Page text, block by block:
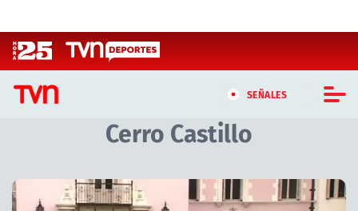
SEÑALES
CASTING MASTERCHEF CHILE
CASTING TVN VERTICAL
Cerro Castillo
Artículos relacionados con Cerro Castillo